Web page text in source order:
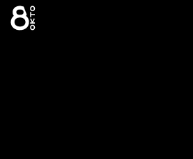
Zum
Inhalt
springen